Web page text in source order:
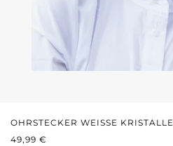
OHRSTECKER WEISSE KRISTALLE
REGULÄRER PREIS:
49,99 €